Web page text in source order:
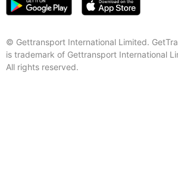
© Gettransport International Limited.
is trademark of Gettransport International
All rights reserved.